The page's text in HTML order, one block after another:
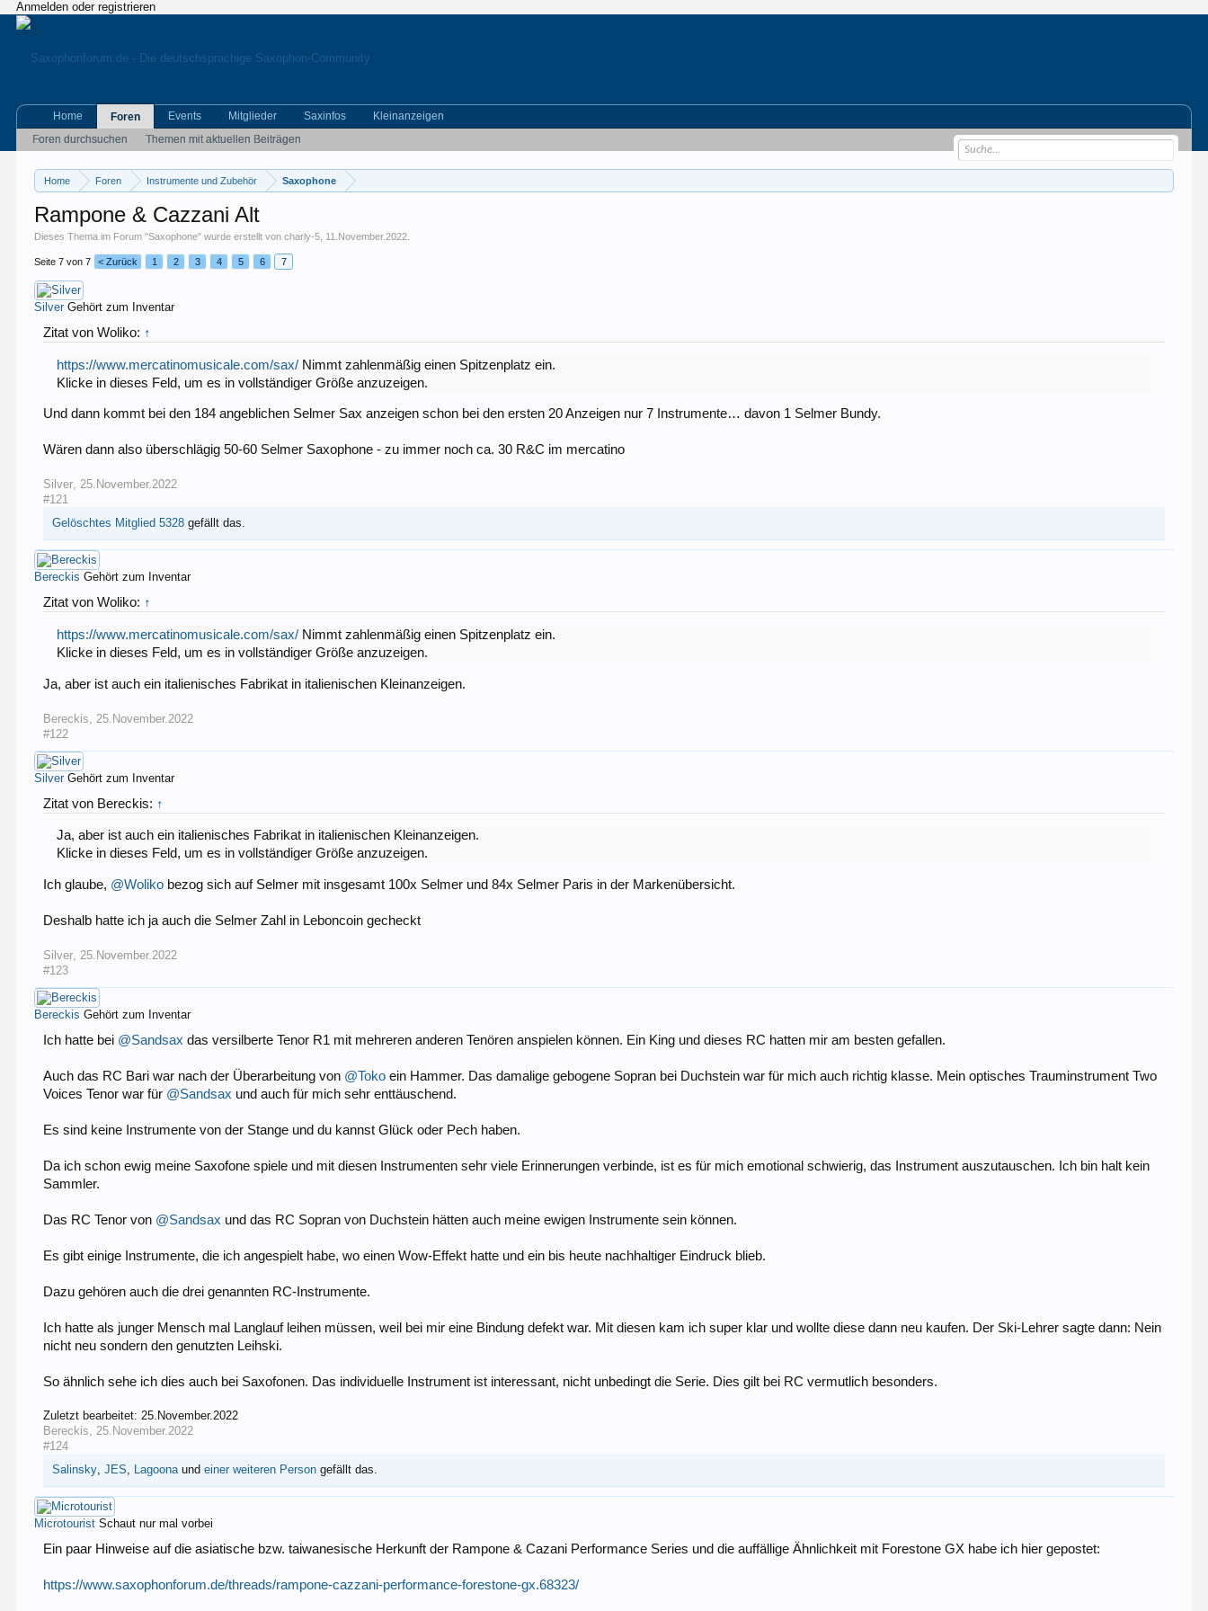
Anmelden oder registrieren
Home Foren Instrumente und Zubehör Saxophone
Rampone & Cazzani Alt
Dieses Thema im Forum "Saxophone" wurde erstellt voncharly-5 11.November.2022
Seite 7 von 7 < Zurück 1 2 3 4 5 6 7
Silver Gehört zum Inventar
Zitat von Woliko: ↑
https://www.mercatinomusicale.com/sax/ Nimmt zahlenmäßig einen Spitzenplatz ein.
Klicke in dieses Feld, um es in vollständiger Größe anzuzeigen.
Und dann kommt bei den 184 angeblichen Selmer Sax anzeigen schon bei den ersten 20 Anzeigen nur 7 Instrumente… davon 1 Selmer Bundy.
Wären dann also überschlägig 50-60 Selmer Saxophone - zu immer noch ca. 30 R&C im mercatino
Silver, 25.November.2022
#121
Gelöschtes Mitglied 5328 gefällt das.
Bereckis Gehört zum Inventar
Zitat von Woliko: ↑
https://www.mercatinomusicale.com/sax/ Nimmt zahlenmäßig einen Spitzenplatz ein.
Klicke in dieses Feld, um es in vollständiger Größe anzuzeigen.
Ja, aber ist auch ein italienisches Fabrikat in italienischen Kleinanzeigen.
Bereckis
25.November.2022
#122
Silver Gehört zum Inventar
Zitat von Bereckis: ↑
Ja, aber ist auch ein italienisches Fabrikat in italienischen Kleinanzeigen.
Klicke in dieses Feld, um es in vollständiger Größe anzuzeigen.
Ich glaube, @Woliko bezog sich auf Selmer mit insgesamt 100x Selmer und 84x Selmer Paris in der Markenübersicht.
Deshalb hatte ich ja auch die Selmer Zahl in Leboncoin gecheckt
Silver 25.November.2022
#123
Bereckis Gehört zum Inventar
Ich hatte bei @Sandsax das versilberte Tenor R1 mit mehreren anderen Tenören anspielen können. Ein King und dieses RC hatten mir am besten gefallen.
Auch das RC Bari war nach der Überarbeitung von @Toko ein Hammer. Das damalige gebogene Sopran bei Duchstein war für mich auch richtig klasse. Mein optisches Trauminstrument Two
Voices Tenor war für @Sandsax und auch für mich sehr enttäuschend.
Es sind keine Instrumente von der Stange und du kannst Glück oder Pech haben.
Da ich schon ewig meine Saxofone spiele und mit diesen Instrumenten sehr viele Erinnerungen verbinde, ist es für mich emotional schwierig, das Instrument auszutauschen. Ich bin halt kein
Sammler.
Das RC Tenor von @Sandsax und das RC Sopran von Duchstein hätten auch meine ewigen Instrumente sein können.
Es gibt einige Instrumente, die ich angespielt habe, wo einen Wow-Effekt hatte und ein bis heute nachhaltiger Eindruck blieb.
Dazu gehören auch die drei genannten RC-Instrumente.
Ich hatte als junger Mensch mal Langlauf leihen müssen, weil bei mir eine Bindung defekt war. Mit diesen kam ich super klar und wollte diese dann neu kaufen. Der Ski-Lehrer sagte dann: Nein
nicht neu sondern den genutzten Leihski.
So ähnlich sehe ich dies auch bei Saxofonen. Das individuelle Instrument ist interessant, nicht unbedingt die Serie. Dies gilt bei RC vermutlich besonders.
Zuletzt bearbeitet: 25.November.2022
Bereckis
25.November.2022
#124
Salinsky ,JES Lagoona undeiner weiteren Person gefällt das.
Microtourist Schaut nur mal vorbei
Ein paar Hinweise auf die asiatische bzw. taiwanesische Herkunft der Rampone & Cazani Performance Series und die auffällige Ähnlichkeit mit Forestone GX habe ich hier gepostet:
https://www.saxophonforum.de/threads/rampone-cazzani-performance-forestone-gx.68323/
Home
Foren
Foren durchsuchen
Themen mit aktuellen Beiträgen
Events Mitglieder Saxinfos Kleinanzeigen